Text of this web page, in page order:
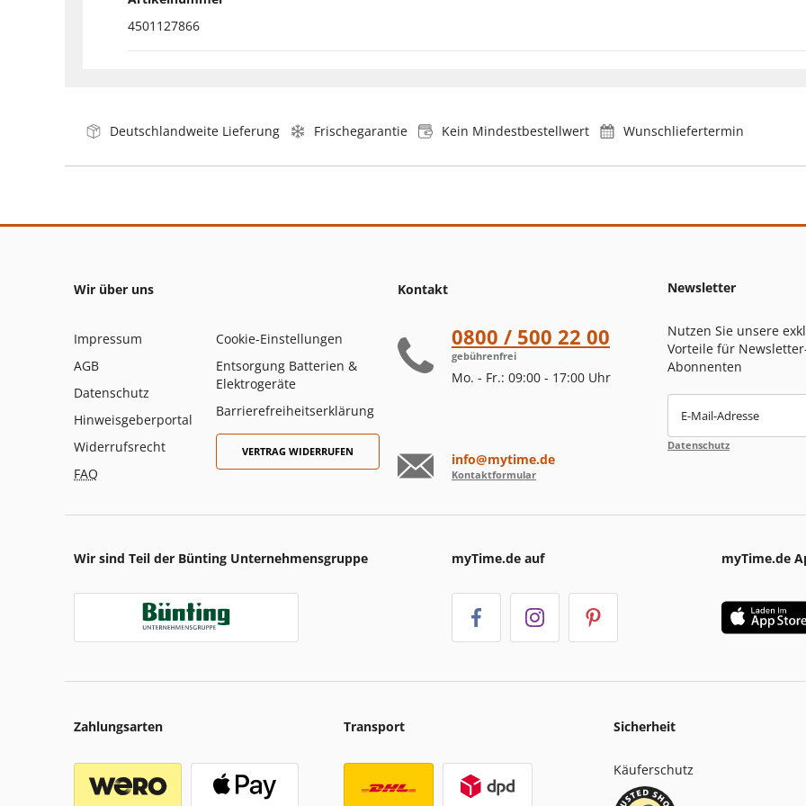
4501127866
Deutschlandweite Lieferung Frischegarantie Kein Mindestbestellwert Wunschliefertermin
Wir über uns
Impressum
AGB
Datenschutz
Hinweisgeberportal
Widerrufsrecht
FAQ
Cookie-Einstellungen
Entsorgung Batterien &
Elektrogeräte
Barrierefreiheitserklärung
VERTRAG WIDERRUFEN
Kontakt
0800 / 500 22 00
gebührenfrei
Mo. - Fr.: 09:00 - 17:00 Uhr
info@mytime.de
Kontaktformular
Newsletter
Nutzen Sie unsere
Vorteile für
Abonnenten
E-Mail-Adresse
Datenschutz
Wir sind Teil der Bünting Unternehmensgruppe myTime.de auf myTime.de
Zahlungsarten Transport Sicherheit
Käuferschutz